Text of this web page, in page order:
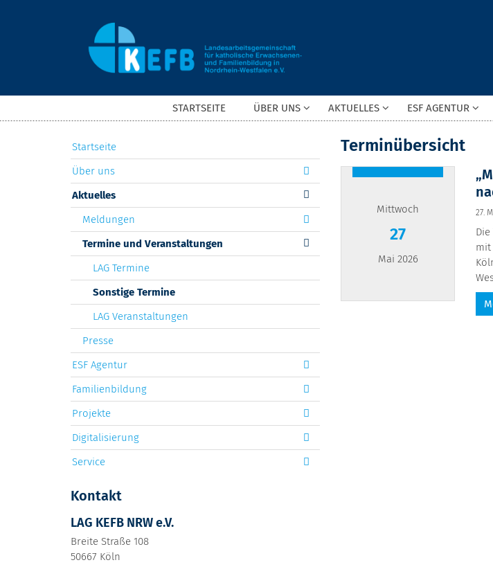
STARTSEITE ÜBER UNS AKTUELLES ESF AGENTUR
Terminübersicht
Mittwoch
27
Mai 2026
27.
mit
Startseite
Über uns
Aktuelles
Meldungen
Termine und Veranstaltungen
LAG Termine
Sonstige Termine
LAG Veranstaltungen
Presse
ESF Agentur
Familienbildung
Projekte
Digitalisierung
Service
Kontakt
LAG KEFB NRW e.V.
Breite Straße 108
50667 Köln